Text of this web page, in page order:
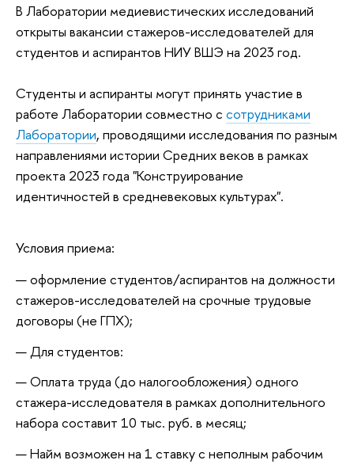
В Лаборатории медиевистических исследований
открыты вакансии стажеров-исследователей для
студентов и аспирантов НИУ ВШЭ на 2023 год.
Студенты и аспиранты могут принять участие в
работе Лаборатории совместно с сотрудниками
Лаборатории, проводящими исследования по разным
направлениями истории Средних веков в рамках
проекта 2023 года "Конструирование
идентичностей в средневековых культурах".
Условия приема:
оформление студентов/аспирантов на должности
стажеров-исследователей на срочные трудовые
договоры (не ГПХ);
Для студентов:
Оплата труда (до налогообложения) одного
стажера-исследователя в рамках дополнительного
набора составит 10 тыс. руб. в месяц;
Найм возможен на 1 ставку с неполным рабочим